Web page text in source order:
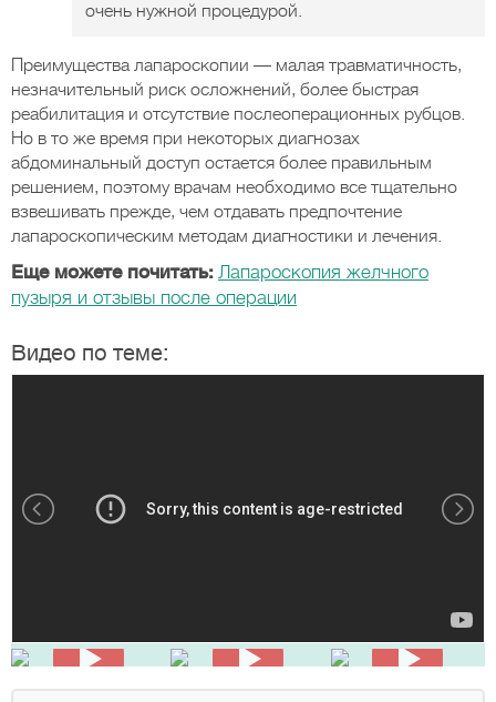
очень нужной процедурой.
Преимущества лапароскопии — малая травматичность,
незначительный риск осложнений, более быстрая
реабилитация и отсутствие послеоперационных рубцов.
Но в то же время при некоторых диагнозах
абдоминальный доступ остается более правильным
решением, поэтому врачам необходимо все тщательно
взвешивать прежде, чем отдавать предпочтение
лапароскопическим методам диагностики и лечения.
Еще можете почитать: Лапароскопия желчного
пузыря и отзывы после операции
Видео по теме: